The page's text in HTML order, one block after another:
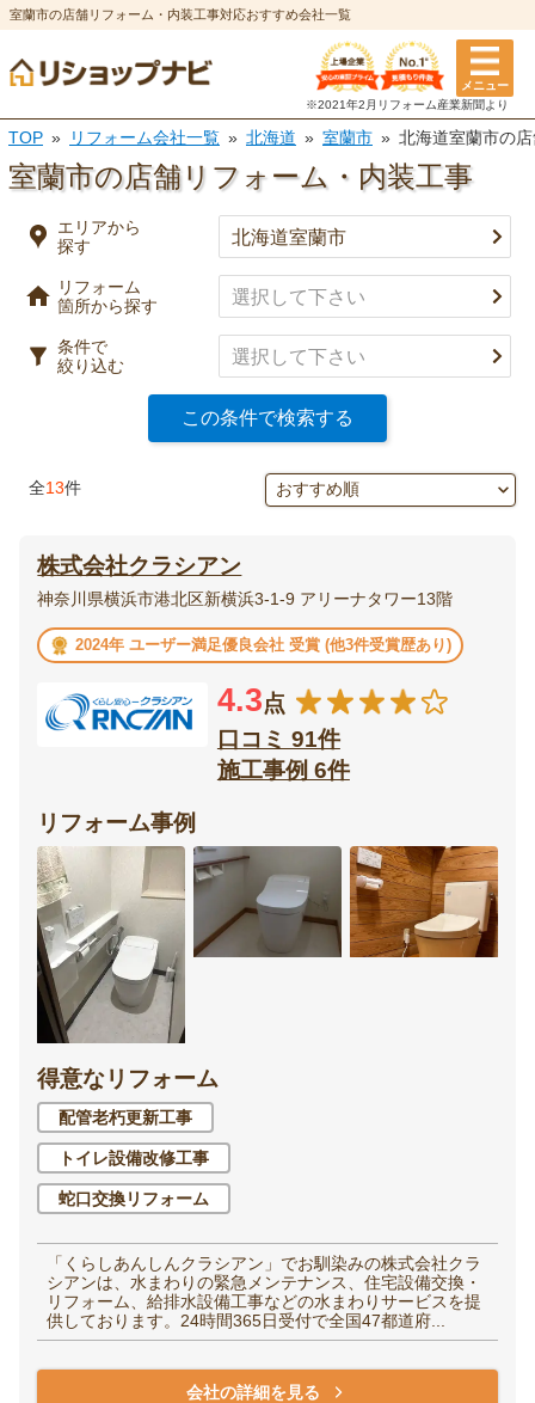
室蘭市の店舗リフォーム・内装工事対応おすすめ会社一覧
メニュー
※2021年2月リフォーム産業新聞より
TOP リフォーム会社一覧 北海道 室蘭市 北海道室蘭市の
室蘭市の店舗リフォーム・内装工事
エリアから
探す
リフォーム
箇所から探す
条件で
絞り込む
この条件で検索する
リフォーム箇所
選択を全て解除
キッチン 風呂・浴室
トイレ 洗面所
屋根塗装・
エクステリア・
庭・
バルコニー
ウッドデッキ
カーポート・
ガレージ
フェンス
門扉 オーニング
洋室（子供部屋・寝
室）
廊下
玄関 エントランス
エリアから探す
都道府県
市区町村
決定
※複数選択可
特徴
事例有り
口コミ有り
決定
全13件
株式会社クラシアン
神奈川県横浜市港北区新横浜3-1-9 アリーナタワー13階
2024年 ユーザー満足優良会社 受賞 (他3件受賞歴あり)
4.3点
口コミ 91件
施工事例 6件
リフォーム事例
得意なリフォーム
配管老朽更新工事
トイレ設備改修工事
蛇口交換リフォーム
「くらしあんしんクラシアン」でお馴染みの株式会社クラ
シアンは、水まわりの緊急メンテナンス、住宅設備交換・
リフォーム、給排水設備工事などの水まわりサービスを提
供しております。24時間365日受付で全国47都道府...
会社の詳細を見る